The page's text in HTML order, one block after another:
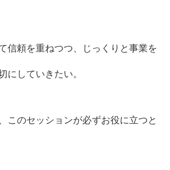
信頼を重ねつつ、じっくりと事業を
にしていきたい。
このセッションが必ずお役に立つと